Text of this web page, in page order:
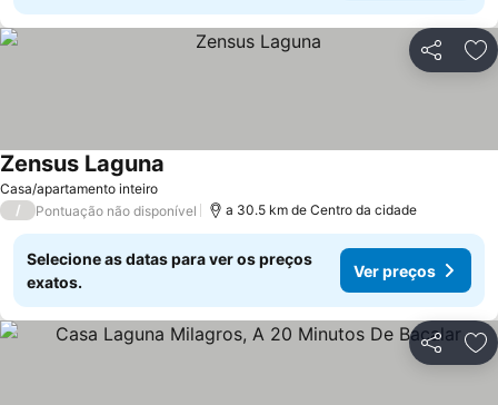
Partilhar
Casa/apartamento inteiro
Zensus Laguna
/ Pontuação não disponível a 30.5 km de Centro da cidade
Selecione as datas para ver os preços
exatos.
Ver preços
Partilhar